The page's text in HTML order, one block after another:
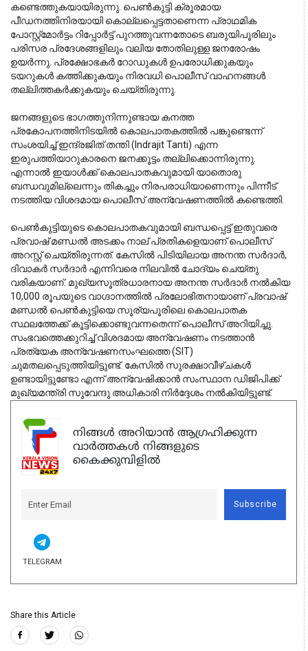
കണ്ടെത്തുകയായിരുന്നു. പെൺകുട്ടി ക്രൂരമായ
പീഡനത്തിനിരയായി കൊല്ലപ്പെട്ടതാണെന്ന പ്രാഥമിക
പോസ്റ്റ്‌മോർട്ടം റിപ്പോർട്ട് പുറത്തുവന്നതോടെ ബരുയിപൂരിലും
പരിസര പ്രദേശങ്ങളിലും വലിയ തോതിലുള്ള ജനരോഷം
ഉയർന്നു. പ്രക്ഷോഭകർ റോഡുകൾ ഉപരോധിക്കുകയും
ടയറുകൾ കത്തിക്കുകയും നിരവധി പൊലീസ് വാഹനങ്ങൾ
തല്ലിത്തകർക്കുകയും ചെയ്തിരുന്നു.
ജനങ്ങളുടെ ഭാഗത്തുനിന്നുണ്ടായ കനത്ത
പ്രകോപനത്തിനിടയിൽ കൊലപാതകത്തിൽ പങ്കുണ്ടെന്ന്
സംശയിച്ച് ഇന്ദ്രജിത് തന്തി (Indrajit Tanti) എന്ന
ഇരുപത്തിയാറുകാരനെ ജനക്കൂട്ടം തല്ലിക്കൊന്നിരുന്നു.
എന്നാൽ ഇയാൾക്ക് കൊലപാതകവുമായി യാതൊരു
ബന്ധവുമില്ലെന്നും തികച്ചും നിരപരാധിയാണെന്നും പിന്നീട്
നടത്തിയ വിശദമായ പൊലീസ് അന്വേഷണത്തിൽ കണ്ടെത്തി.
പെൺകുട്ടിയുടെ കൊലപാതകവുമായി ബന്ധപ്പെട്ട് ഇതുവരെ
പ്രവാഷ് മണ്ഡൽ അടക്കം നാല് പ്രതികളെയാണ് പൊലീസ്
അറസ്റ്റ് ചെയ്തിരുന്നത്. കേസിൽ പിടിയിലായ അനന്ത സർദാർ,
ദിവാകർ സർദാർ എന്നിവരെ നിലവിൽ ചോദ്യം ചെയ്തു
വരികയാണ്. മുഖ്യസൂത്രധാരനായ അനന്ത സർദാർ നൽകിയ
10,000 രൂപയുടെ വാഗ്ദാനത്തിൽ പ്രലോഭിതനായാണ് പ്രവാഷ്
മണ്ഡൽ പെൺകുട്ടിയെ സൂര്യപൂരിലെ കൊലപാതക
സ്ഥലത്തേക്ക് കൂട്ടിക്കൊണ്ടുവന്നതെന്ന് പൊലീസ് അറിയിച്ചു.
സംഭവത്തെക്കുറിച്ച് വിശദമായ അന്വേഷണം നടത്താൻ
പ്രത്യേക അന്വേഷണസംഘത്തെ (SIT)
ചുമതലപ്പെടുത്തിയിട്ടുണ്ട്. കേസിൽ സുരക്ഷാവീഴ്ചകൾ
ഉണ്ടായിട്ടുണ്ടോ എന്ന് അന്വേഷിക്കാൻ സംസ്ഥാന ഡിജിപിക്ക്
മുഖ്യമന്ത്രി സുവേന്ദു അധികാരി നിർദ്ദേശം നൽകിയിട്ടുണ്ട്.
നിങ്ങൾ അറിയാൻ ആഗ്രഹിക്കുന്ന
വാർത്തകൾ നിങ്ങളുടെ
കൈക്കുമ്പിളിൽ
Subscribe
TELEGRAM
Share this Article